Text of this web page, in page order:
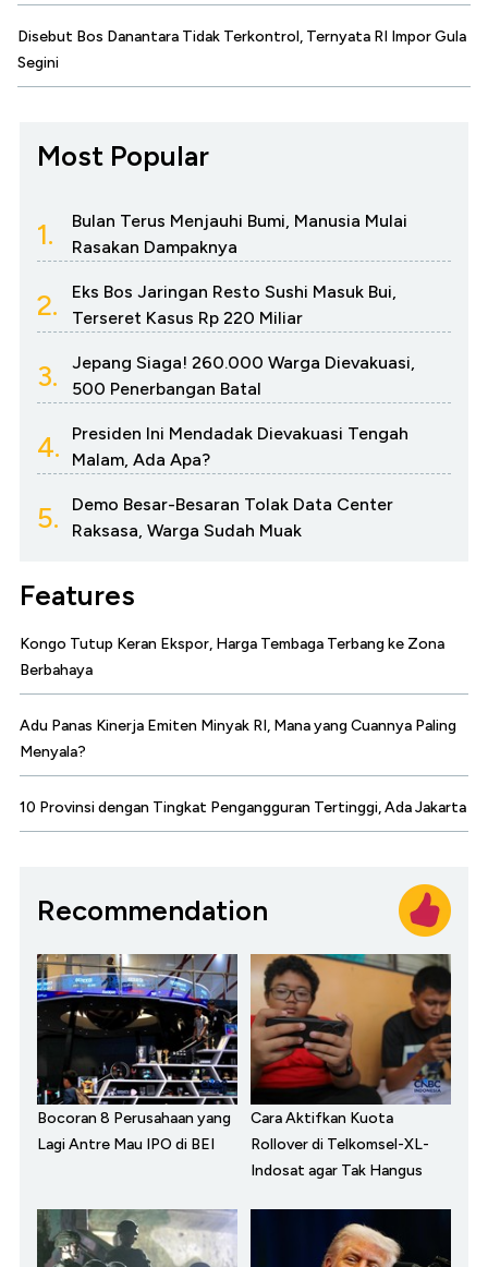
Disebut Bos Danantara Tidak Terkontrol, Ternyata RI Impor Gula
Segini
Most Popular
1.
Bulan Terus Menjauhi Bumi, Manusia Mulai
Rasakan Dampaknya
2.
Eks Bos Jaringan Resto Sushi Masuk Bui,
Terseret Kasus Rp 220 Miliar
3.
Jepang Siaga! 260.000 Warga Dievakuasi,
500 Penerbangan Batal
4.
Presiden Ini Mendadak Dievakuasi Tengah
Malam, Ada Apa?
5.
Demo Besar-Besaran Tolak Data Center
Raksasa, Warga Sudah Muak
Features
Kongo Tutup Keran Ekspor, Harga Tembaga Terbang ke Zona
Berbahaya
Adu Panas Kinerja Emiten Minyak RI, Mana yang Cuannya Paling
Menyala?
10 Provinsi dengan Tingkat Pengangguran Tertinggi, Ada Jakarta
Recommendation
Bocoran 8 Perusahaan yang
Lagi Antre Mau IPO di BEI
Cara Aktifkan Kuota
Rollover di Telkomsel-XL-
Indosat agar Tak Hangus